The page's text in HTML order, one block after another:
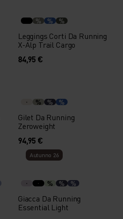
% % %
Leggings Corti Da Running
X-Alp Trail Cargo
84,95 €
% % %
Gilet Da Running
Zeroweight
94,95 €
Autunno 26
% % %
Giacca Da Running
Essential Light